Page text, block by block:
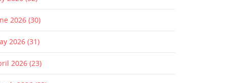
2026 (30)
2026 (31)
2026 (23)